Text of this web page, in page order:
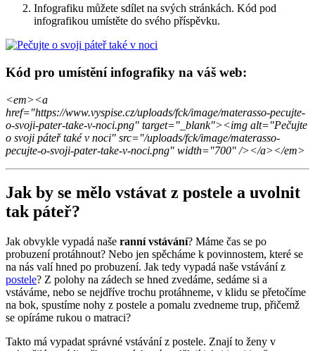
Infografiku můžete sdílet na svých stránkách. Kód pod
infografikou umístěte do svého příspěvku.
Kód pro umístění infografiky na váš web:
<em><a
href="https://www.vyspise.cz/uploads/fck/image/materasso-pecujte-
o-svoji-pater-take-v-noci.png" target="_blank"><img alt="Pečujte
o svoji páteř také v noci" src="/uploads/fck/image/materasso-
pecujte-o-svoji-pater-take-v-noci.png" width="700" /></a></em>
Jak by se mělo vstávat z postele a uvolnit
tak páteř?
Jak obvykle vypadá naše ranní vstávání? Máme čas se po
probuzení protáhnout? Nebo jen spěcháme k povinnostem, které se
na nás valí hned po probuzení. Jak tedy vypadá naše vstávání z
postele? Z polohy na zádech se hned zvedáme, sedáme si a
vstáváme, nebo se nejdříve trochu protáhneme, v klidu se přetočíme
na bok, spustíme nohy z postele a pomalu zvedneme trup, přičemž
se opíráme rukou o matraci?
Takto má vypadat správné vstávání z postele. Znají to ženy v